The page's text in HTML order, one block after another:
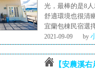
光，最棒的是8
舒適環境也很清
宜蘭包棟民宿選
2021-09-09
by
【安農溪